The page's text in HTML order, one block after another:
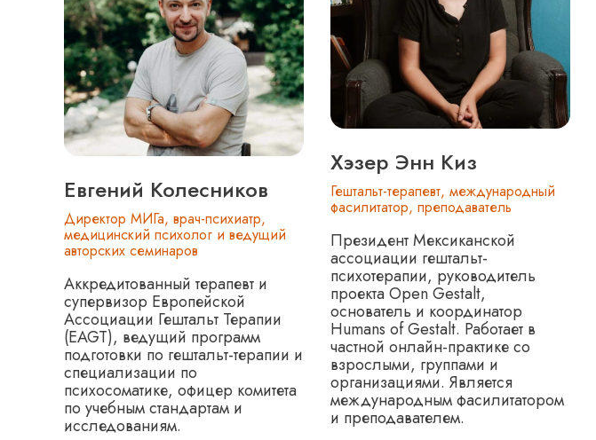
Евгений Колесников
Директор МИГа, врач-психиатр,
медицинский психолог и ведущий
авторских семинаров
Аккредитованный терапевт и
супервизор Европейской
Ассоциации Гештальт Терапии
(EAGT), ведущий программ
подготовки по гештальт-терапии и
специализации по
психосоматике, офицер комитета
по учебным стандартам и
исследованиям.
Хэзер Энн Киз
Гештальт-терапевт, международный
фасилитатор, преподаватель
Президент Мексиканской
ассоциации гештальт-
психотерапии, руководитель
проекта Open Gestalt,
основатель и координатор
Humans of Gestalt. Работает в
частной онлайн-практике со
взрослыми, группами и
организациями. Является
международным фасилитатором
и преподавателем.